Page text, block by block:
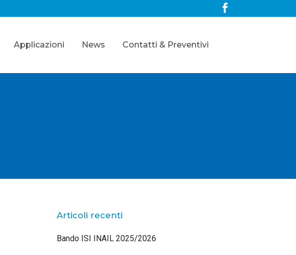
Applicazioni News Contatti & Preventivi
Articoli recenti
Bando ISI INAIL 2025/2026